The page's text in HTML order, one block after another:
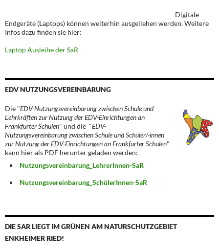
Digitale
Endgeräte (Laptops) können weiterhin ausgeliehen werden. Weitere
Infos dazu finden sie hier:
Laptop Ausleihe der SaR
EDV NUTZUNGSVEREINBARUNG
Die "EDV-Nutzungsvereinbarung zwischen Schule und
Lehrkräften zur Nutzung der EDV-Einrichtungen an
Frankfurter Schulen" und die "EDV-
Nutzungsvereinbarung zwischen Schule und Schüler/-innen
zur Nutzung der EDV-Einrichtungen an Frankfurter Schulen"
kann hier als PDF herunter geladen werden:
Nutzungsvereinbarung_LehrerInnen-SaR
Nutzungsvereinbarung_SchülerInnen-SaR
DIE SAR LIEGT IM GRÜNEN AM NATURSCHUTZGEBIET
ENKHEIMER RIED!